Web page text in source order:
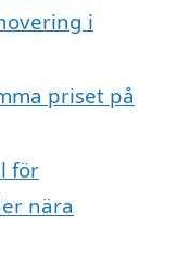
i
priset på
för
nära